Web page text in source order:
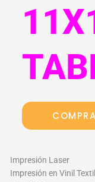
Impresión Laser
Impresión en Vinil